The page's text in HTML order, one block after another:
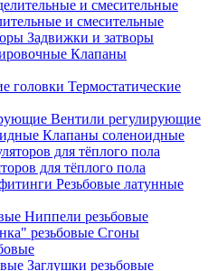
и смесительные
Задвижки и затворы
Клапаны
Термостатические
Вентили регулирующие
Клапаны соленоидные
для тёплого пола
Резьбовые латунные
Ниппели резьбовые
Сгоны
Заглушки резьбовые